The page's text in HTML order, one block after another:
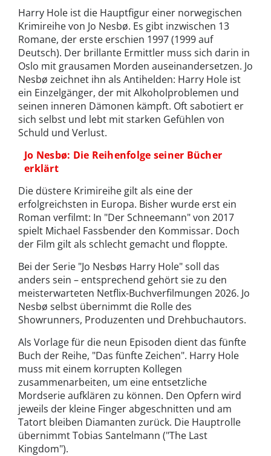
Harry Hole ist die Hauptfigur einer norwegischen
Krimireihe von Jo Nesbø. Es gibt inzwischen 13
Romane, der erste erschien 1997 (1999 auf
Deutsch). Der brillante Ermittler muss sich darin in
Oslo mit grausamen Morden auseinandersetzen. Jo
Nesbø zeichnet ihn als Antihelden: Harry Hole ist
ein Einzelgänger, der mit Alkoholproblemen und
seinen inneren Dämonen kämpft. Oft sabotiert er
sich selbst und lebt mit starken Gefühlen von
Schuld und Verlust.
Jo Nesbø: Die Reihenfolge seiner Bücher
erklärt
Die düstere Krimireihe gilt als eine der
erfolgreichsten in Europa. Bisher wurde erst ein
Roman verfilmt: In "Der Schneemann" von 2017
spielt Michael Fassbender den Kommissar. Doch
der Film gilt als schlecht gemacht und floppte.
Bei der Serie "Jo Nesbøs Harry Hole" soll das
anders sein – entsprechend gehört sie zu den
meisterwarteten Netflix-Buchverfilmungen 2026. Jo
Nesbø selbst übernimmt die Rolle des
Showrunners, Produzenten und Drehbuchautors.
Als Vorlage für die neun Episoden dient das fünfte
Buch der Reihe, "Das fünfte Zeichen". Harry Hole
muss mit einem korrupten Kollegen
zusammenarbeiten, um eine entsetzliche
Mordserie aufklären zu können. Den Opfern wird
jeweils der kleine Finger abgeschnitten und am
Tatort bleiben Diamanten zurück. Die Hauptrolle
übernimmt Tobias Santelmann ("The Last
Kingdom").